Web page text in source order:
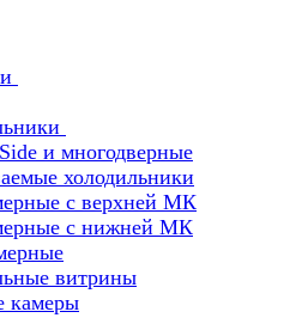
и многодверные
холодильники
с верхней МК
с нижней МК
витрины
камеры